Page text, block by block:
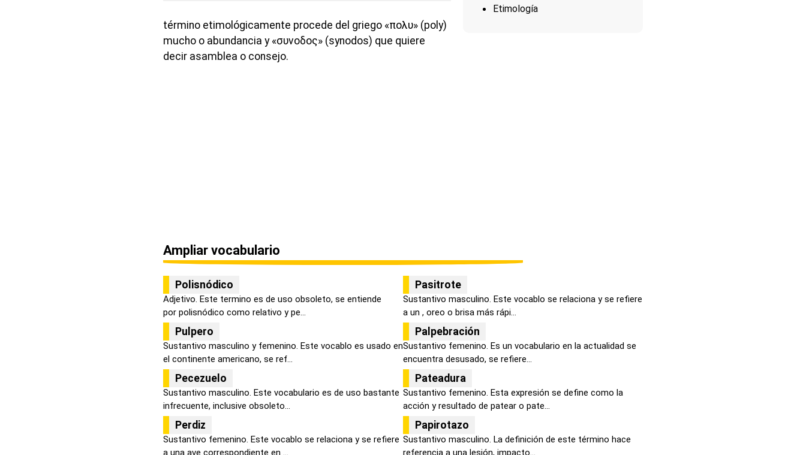
Etimología
término etimológicamente procede del griego «πολυ» (poly)
mucho o abundancia y «συνοδος» (synodos) que quiere
decir asamblea o consejo.
Ampliar vocabulario
Polisnódico
Adjetivo. Este termino es de uso obsoleto, se entiende
por polisnódico como relativo y pe...
Pasitrote
Sustantivo masculino. Este vocablo se relaciona y se refiere
a un , oreo o brisa más rápi...
Pulpero
Sustantivo masculino y femenino. Este vocablo es usado en
el continente americano, se ref...
Palpebración
Sustantivo femenino. Es un vocabulario en la actualidad se
encuentra desusado, se refiere...
Pecezuelo
Sustantivo masculino. Este vocabulario es de uso bastante
infrecuente, inclusive obsoleto...
Pateadura
Sustantivo femenino. Esta expresión se define como la
acción y resultado de patear o pate...
Perdiz
Sustantivo femenino. Este vocablo se relaciona y se refiere
a una ave correspondiente en ...
Papirotazo
Sustantivo masculino. La definición de este término hace
referencia a una lesión, impacto...